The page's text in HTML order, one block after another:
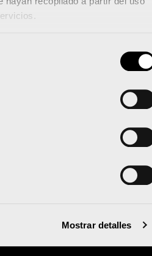
Mostrar detalles
MedioMaratonVLC
recibir más de 30.000